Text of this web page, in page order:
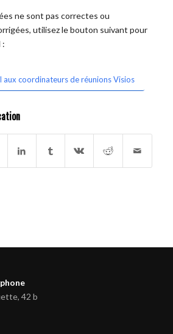
ne sont pas correctes ou
utilisez le bouton suivant pour
:
aux coordinateurs de réunions Visios
42 b